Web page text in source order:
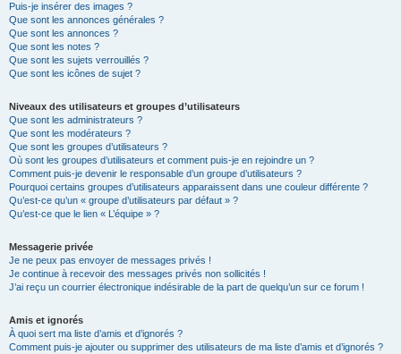
Puis-je insérer des images ?
Que sont les annonces générales ?
Que sont les annonces ?
Que sont les notes ?
Que sont les sujets verrouillés ?
Que sont les icônes de sujet ?
Niveaux des utilisateurs et groupes d’utilisateurs
Que sont les administrateurs ?
Que sont les modérateurs ?
Que sont les groupes d’utilisateurs ?
Où sont les groupes d’utilisateurs et comment puis-je en rejoindre un ?
Comment puis-je devenir le responsable d’un groupe d’utilisateurs ?
Pourquoi certains groupes d’utilisateurs apparaissent dans une couleur différente ?
Qu’est-ce qu’un « groupe d’utilisateurs par défaut » ?
Qu’est-ce que le lien « L’équipe » ?
Messagerie privée
Je ne peux pas envoyer de messages privés !
Je continue à recevoir des messages privés non sollicités !
J’ai reçu un courrier électronique indésirable de la part de quelqu’un sur ce forum !
Amis et ignorés
À quoi sert ma liste d’amis et d’ignorés ?
Comment puis-je ajouter ou supprimer des utilisateurs de ma liste d’amis et d’ignorés ?